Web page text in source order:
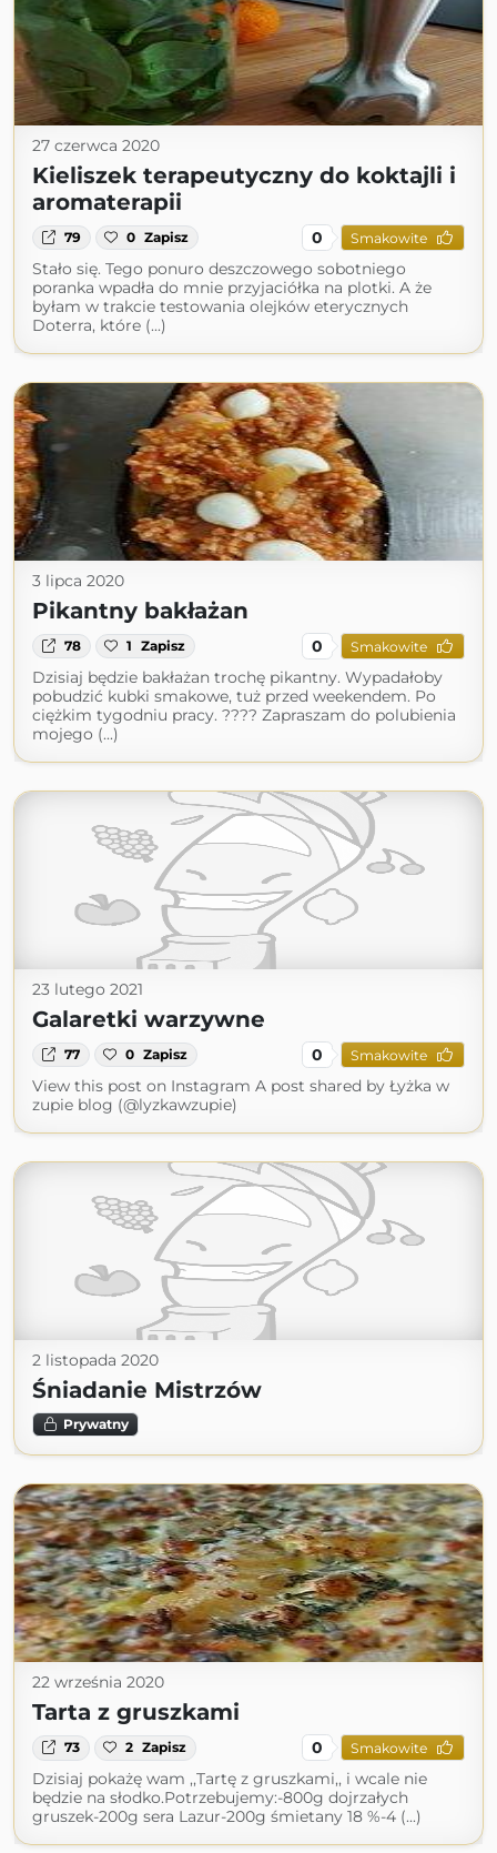
27 czerwca 2020
Kieliszek terapeutyczny do koktajli i
aromaterapii
79 0 Zapisz 0 Smakowite
Stało się. Tego ponuro deszczowego sobotniego
poranka wpadła do mnie przyjaciółka na plotki. A że
byłam w trakcie testowania olejków eterycznych
Doterra, które (...)
3 lipca 2020
Pikantny bakłażan
78 1 Zapisz 0 Smakowite
Dzisiaj będzie bakłażan trochę pikantny. Wypadałoby
pobudzić kubki smakowe, tuż przed weekendem. Po
ciężkim tygodniu pracy. ???? Zapraszam do polubienia
mojego (...)
23 lutego 2021
Galaretki warzywne
77 0 Zapisz 0 Smakowite
View this post on Instagram A post shared by Łyżka w
zupie blog (@lyzkawzupie)
2 listopada 2020
Śniadanie Mistrzów
Prywatny
22 września 2020
Tarta z gruszkami
73 2 Zapisz 0 Smakowite
Dzisiaj pokażę wam ,,Tartę z gruszkami,, i wcale nie
będzie na słodko.Potrzebujemy:-800g dojrzałych
gruszek-200g sera Lazur-200g śmietany 18 %-4 (...)